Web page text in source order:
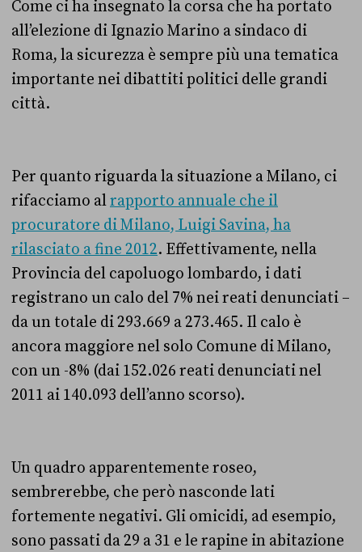
Come ci ha insegnato la corsa che ha portato
all’elezione di Ignazio Marino a sindaco di
Roma, la sicurezza è sempre più una tematica
importante nei dibattiti politici delle grandi
città.
Per quanto riguarda la situazione a Milano, ci
rifacciamo alrapporto annuale che il
procuratore di Milano, Luigi Savina, ha
rilasciato a fine 2012. Effettivamente, nella
Provincia del capoluogo lombardo, i dati
registrano un calo del 7% nei reati denunciati –
da un totale di 293.669 a 273.465. Il calo è
ancora maggiore nel solo Comune di Milano,
con un -8% (dai 152.026 reati denunciati nel
2011 ai 140.093 dell’anno scorso).
Un quadro apparentemente roseo,
sembrerebbe, che però nasconde lati
fortemente negativi. Gli omicidi, ad esempio,
sono passati da 29 a 31 e le rapine in abitazione